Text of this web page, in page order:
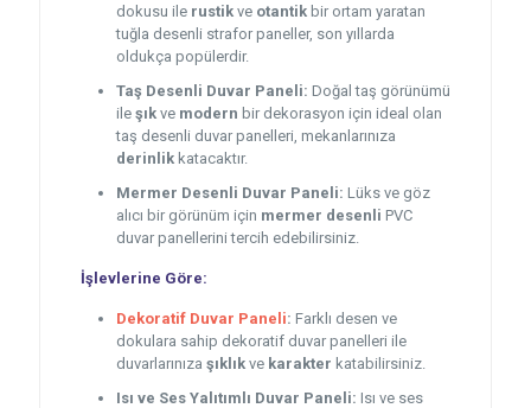
dokusu ile rustikve otantikbir ortam yaratan
tuğla desenli strafor paneller, son yıllarda
oldukça popülerdir.
Taş Desenli Duvar Paneli: Doğal taş görünümü
ile şıkve modern bir dekorasyon için ideal olan
taş desenli duvar panelleri, mekanlarınıza
derinlikkatacaktır.
Mermer Desenli Duvar Paneli: Lüks ve göz
alıcı bir görünüm için mermer desenli PVC
duvar panellerini tercih edebilirsiniz.
İşlevlerine Göre:
Dekoratif Duvar Paneli: Farklı desen ve
dokulara sahip dekoratif duvar panelleri ile
duvarlarınıza şıklıkve karakter katabilirsiniz.
Isı ve Ses Yalıtımlı Duvar Paneli: Isı ve ses